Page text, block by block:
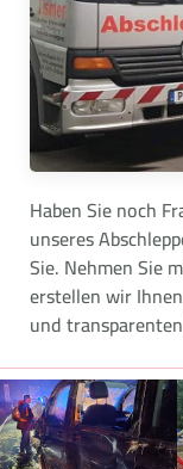
Haben Sie noch
unseres
Sie. Nehmen Sie
erstellen wir
und